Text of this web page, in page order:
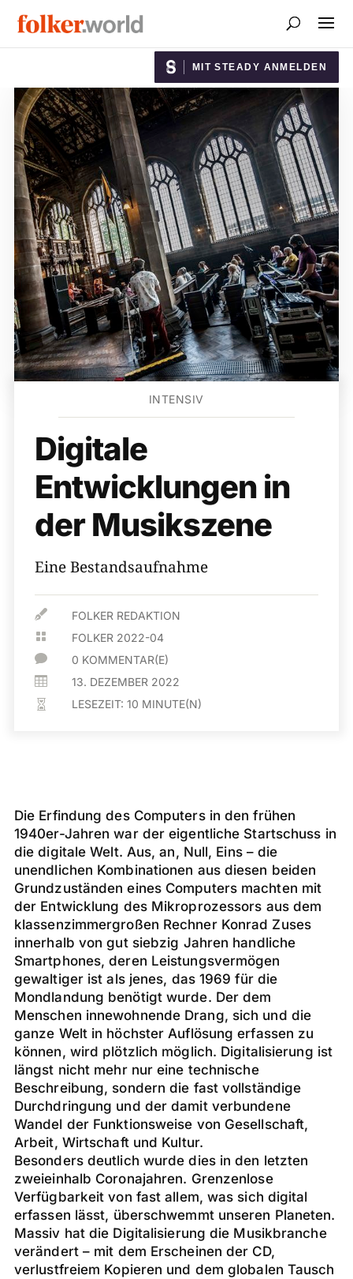
MIT STEADY ANMELDEN
INTENSIV
Digitale
Entwicklungen in
der Musikszene
Eine Bestandsaufnahme
 FOLKER REDAKTION
 FOLKER 2022-04
 0 KOMMENTAR(E)
 13. DEZEMBER 2022
 LESEZEIT:10 MINUTE(N)
Die Erfindung des Computers in den frühen
1940er-Jahren war der eigentliche Startschuss in
die digitale Welt. Aus, an, Null, Eins – die
unendlichen Kombinationen aus diesen beiden
Grundzuständen eines Computers machten mit
der Entwicklung des Mikroprozessors aus dem
klassenzimmergroßen Rechner Konrad Zuses
innerhalb von gut siebzig Jahren handliche
Smartphones, deren Leistungsvermögen
gewaltiger ist als jenes, das 1969 für die
Mondlandung benötigt wurde. Der dem
Menschen innewohnende Drang, sich und die
ganze Welt in höchster Auflösung erfassen zu
können, wird plötzlich möglich. Digitalisierung ist
längst nicht mehr nur eine technische
Beschreibung, sondern die fast vollständige
Durchdringung und der damit verbundene
Wandel der Funktionsweise von Gesellschaft,
Arbeit, Wirtschaft und Kultur.
Besonders deutlich wurde dies in den letzten
zweieinhalb Coronajahren. Grenzenlose
Verfügbarkeit von fast allem, was sich digital
erfassen lässt, überschwemmt unseren Planeten.
Massiv hat die Digitalisierung die Musikbranche
verändert – mit dem Erscheinen der CD,
verlustfreiem Kopieren und dem globalen Tausch